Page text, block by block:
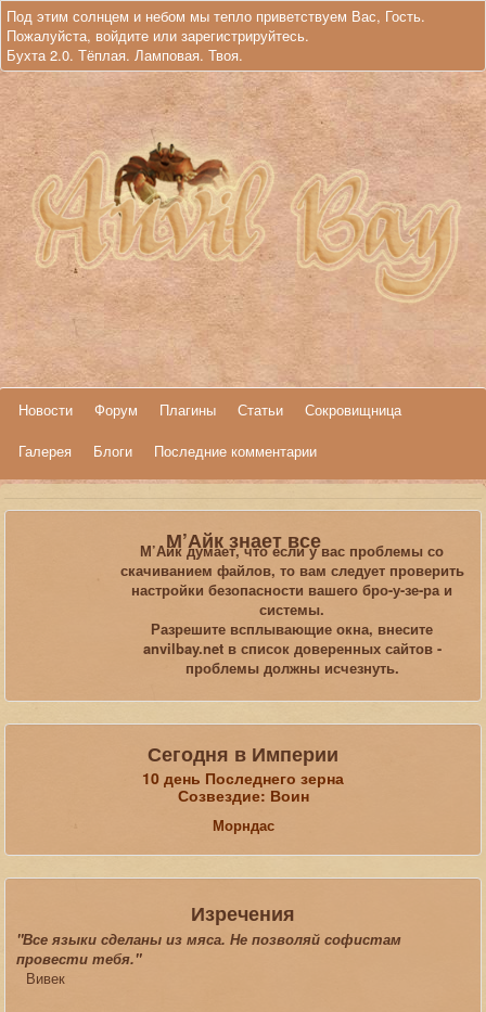
Под этим солнцем и небом мы тепло приветствуем Вас, Гость.
Пожалуйста, войдите или зарегистрируйтесь.
Бухта 2.0. Тёплая. Ламповая. Твоя.
Новости Форум Плагины Статьи
Сокровищница
Галерея
Блоги Последние комментарии
Обучающие статьи и туториалы
Oblivion
FaceGen, или как создать лицо по фотографии в игре TES 4
М’Айк знает все
М’Айк думает, что если у вас проблемы со
скачиванием файлов, то вам следует проверить
настройки безопасности вашего бро-у-зе-ра и
системы.
Разрешите всплывающие окна, внесите
anvilbay.net в список доверенных сайтов -
проблемы должны исчезнуть.
Сегодня в Империи
10 день Последнего зерна
Созвездие: Воин
Морндас
Изречения
"Все языки сделаны из мяса. Не позволяй софистам
провести тебя."
Вивек